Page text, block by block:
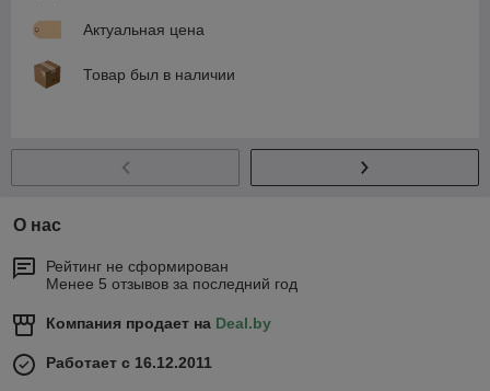
Актуальная цена
Товар был в наличии
О нас
Рейтинг не сформирован
Менее 5 отзывов за последний год
Компания продает на Deal.by
Работает с 16.12.2011